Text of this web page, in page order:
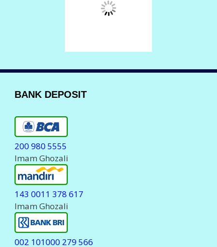
LAYANAN KOMPLAIN
Komplain Via Telpon
088 150 80555
0823 23 700555
Komplain Via WhatsApp
0823 23 700555
Komplain Via Telegram
@javapulsa_cs